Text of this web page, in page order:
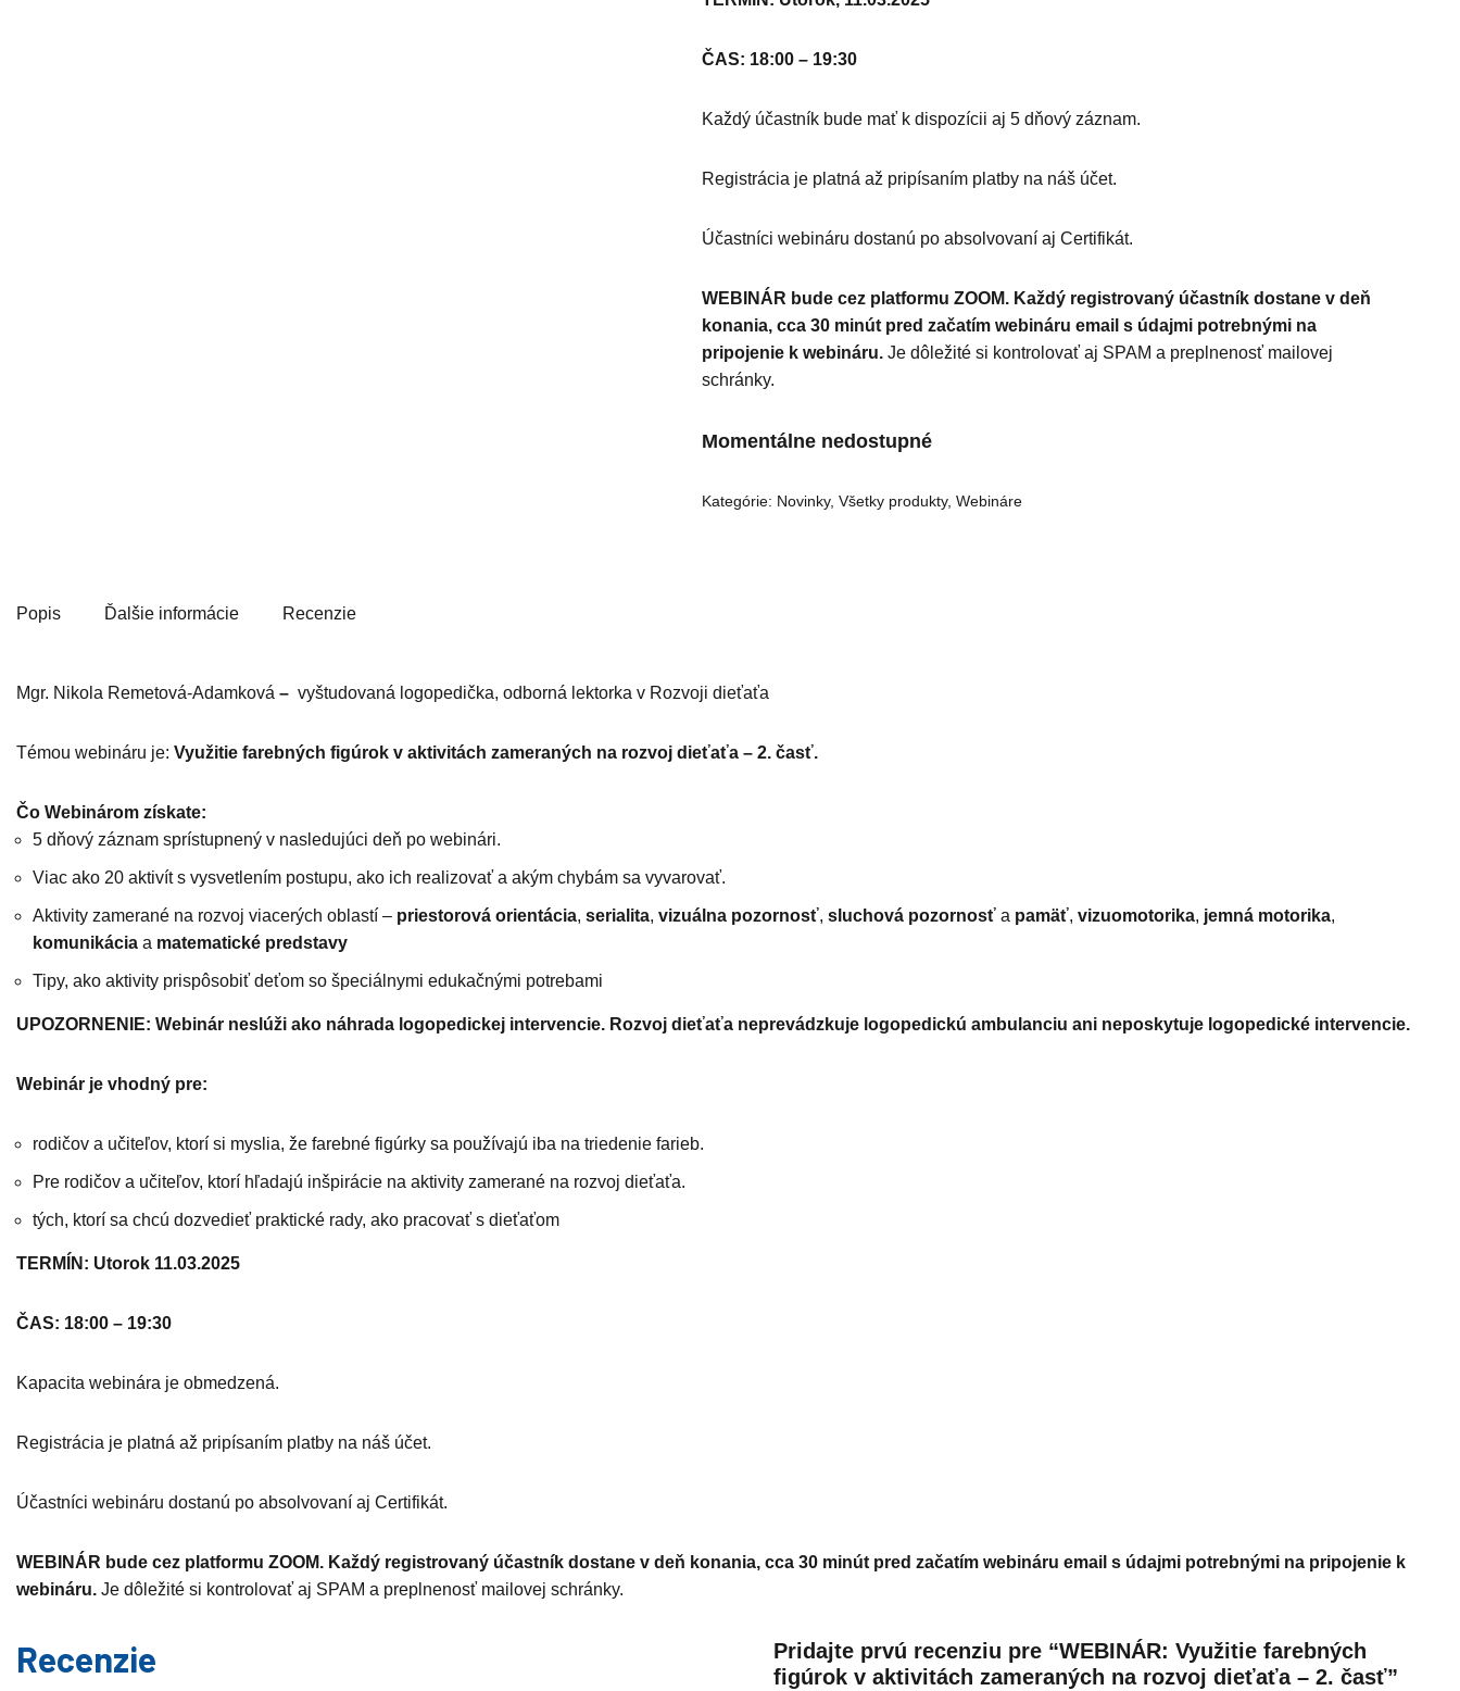
ČAS: 18:00 – 19:30
Každý účastník bude mať k dispozícii aj 5 dňový záznam.
Registrácia je platná až pripísaním platby na náš účet.
Účastníci webináru dostanú po absolvovaní aj Certifikát.
WEBINÁR bude cez platformu ZOOM. Každý registrovaný účastník dostane v deň
konania, cca 30 minút pred začatím webináru email s údajmi potrebnými na
pripojenie k webináru.Je dôležité si kontrolovať aj SPAM a preplnenosť mailovej
schránky.
Momentálne nedostupné
Kategórie: Novinky, Všetky produkty, Webináre
Popis Ďalšie informácie Recenzie
Mgr. Nikola Remetová-Adamková – vyštudovaná logopedička, odborná lektorka v Rozvoji dieťaťa
Témou webináru je: Využitie farebných figúrok v aktivitách zameraných na rozvoj dieťaťa – 2. časť.
Čo Webinárom získate:
5 dňový záznam sprístupnený v nasledujúci deň po webinári.
Viac ako 20 aktivít s vysvetlením postupu, ako ich realizovať a akým chybám sa vyvarovať.
Aktivity zamerané na rozvoj viacerých oblastí – priestorová orientácia, serialita, vizuálna pozornosť, sluchová pozornosť a pamäť, vizuomotorika, jemná motorika,
komunikácia a matematické predstavy
Tipy, ako aktivity prispôsobiť deťom so špeciálnymi edukačnými potrebami
UPOZORNENIE: Webinár neslúži ako náhrada logopedickej intervencie. Rozvoj dieťaťa neprevádzkuje logopedickú ambulanciu ani neposkytuje logopedické intervencie.
Webinár je vhodný pre:
rodičov a učiteľov, ktorí si myslia, že farebné figúrky sa používajú iba na triedenie farieb.
Pre rodičov a učiteľov, ktorí hľadajú inšpirácie na aktivity zamerané na rozvoj dieťaťa.
tých, ktorí sa chcú dozvedieť praktické rady, ako pracovať s dieťaťom
TERMÍN: Utorok 11.03.2025
ČAS: 18:00 – 19:30
Kapacita webinára je obmedzená.
Registrácia je platná až pripísaním platby na náš účet.
Účastníci webináru dostanú po absolvovaní aj Certifikát.
WEBINÁR bude cez platformu ZOOM. Každý registrovaný účastník dostane v deň konania, cca 30 minút pred začatím webináru email s údajmi potrebnými na pripojenie k
webináru. Je dôležité si kontrolovať aj SPAM a preplnenosť mailovej schránky.
Recenzie
Pridajte prvú recenziu pre “WEBINÁR: Využitie farebných
figúrok v aktivitách zameraných na rozvoj dieťaťa – 2. časť”